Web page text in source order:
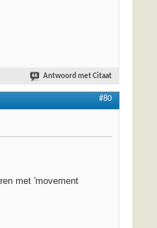
Antwoord met Citaat
#80
met 'movement